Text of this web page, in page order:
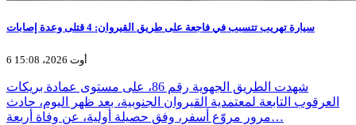
سيارة تهريب تتسبب في فاجعة على طريق القيروان: 4 قتلى وعدة إصابات
6 أوت 2026، 15:08
شهدت الطريق الجهوية رقم 86، على مستوى عمادة بريكات
العرقوب التابعة لمعتمدية القيروان الجنوبية، بعد ظهر اليوم، حادث
مرور مروّع أسفر، وفق حصيلة أولية، عن وفاة أربعة…